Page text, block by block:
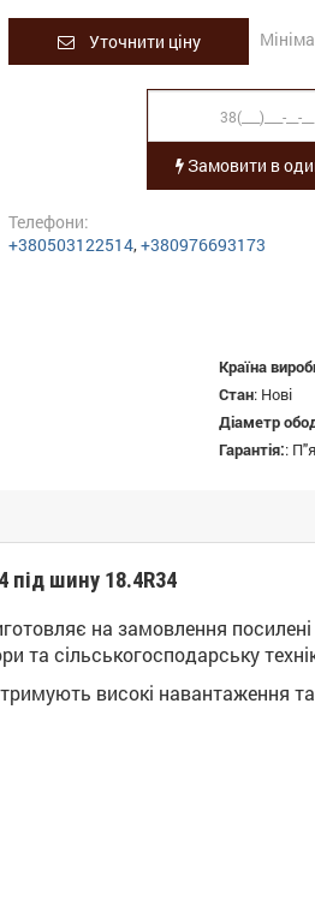
Уточнити ціну
Замовити в
Телефони:
+380503122514,+380976693173
Країна
Стан: Нові
Діаметр
Гарантія::
під шину 18.4R34
на замовлення посилені
та сільськогосподарську
високі навантаження